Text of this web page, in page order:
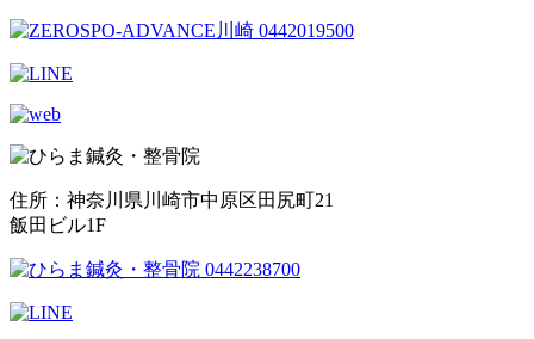
住所：神奈川県川崎市中原区田尻町21
飯田ビル1F